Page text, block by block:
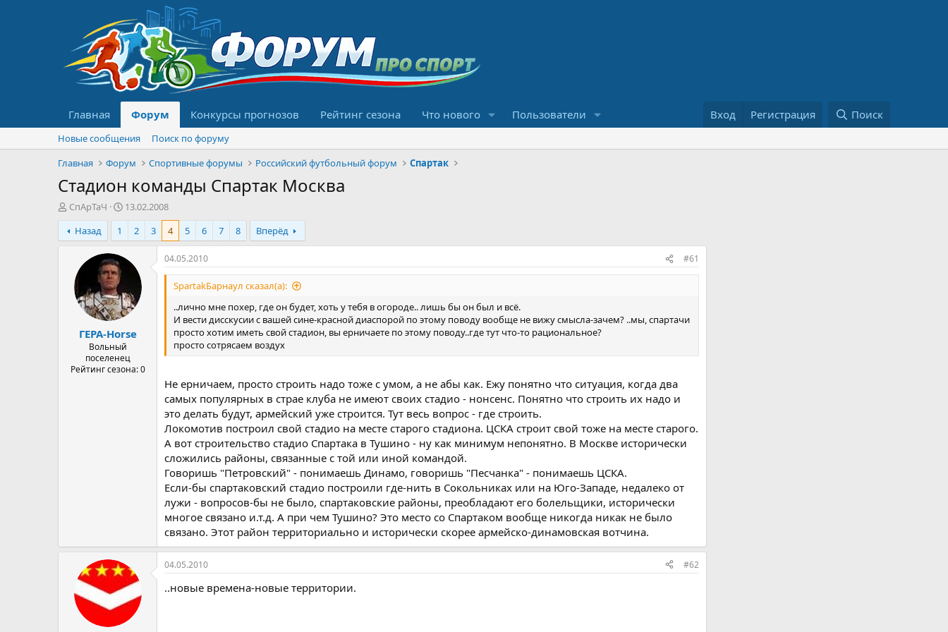
Главная Форум Конкурсы прогнозов Рейтинг сезона Что нового Пользователи Вход Регистрация Поиск
Новые сообщения
Поиск по форуму
Главная
Форум Спортивные форумы Российский футбольный форум Спартак
Стадион команды Спартак Москва
А
в
т
о
м
СпАрТаЧ
Д
а
а
н
а
л
а
13.02.2008
Назад
1 2 3 4 5 6 7 8 Вперёд
ГЕРА-Horse
Вольный
поселенец
Рейтинг сезона: 0
04.05.2010 #61
SpartakБарнаул сказал(а):
..лично мне похер, где он будет, хоть у тебя в огороде.. лишь бы он был и всё.
И вести дисскусии с вашей сине-красной диаспорой по этому поводу вообще не вижу смысла-зачем? ..мы, спартачи
просто хотим иметь свой стадион, вы ерничаете по этому поводу..где тут что-то рациональное?
просто сотрясаем воздух
Не ерничаем, просто строить надо тоже с умом, а не абы как. Ежу понятно что ситуация, когда два
самых популярных в страе клуба не имеют своих стадио - нонсенс. Понятно что строить их надо и
это делать будут, армейский уже строится. Тут весь вопрос - где строить.
Локомотив построил свой стадио на месте старого стадиона. ЦСКА строит свой тоже на месте старого.
А вот строительство стадио Спартака в Тушино - ну как минимум непонятно. В Москве исторически
сложились районы, связанные с той или иной командой.
Говоришь "Петровский" - понимаешь Динамо, говоришь "Песчанка" - понимаешь ЦСКА.
Если-бы спартаковский стадио построили где-нить в Сокольниках или на Юго-Западе, недалеко от
лужи - вопросов-бы не было, спартаковские районы, преобладают его болельщики, исторически
многое связано и.т.д. А при чем Тушино? Это место со Спартаком вообще никогда никак не было
связано. Этот район территориально и исторически скорее армейско-динамовская вотчина.
04.05.2010 #62
..новые времена-новые территории.